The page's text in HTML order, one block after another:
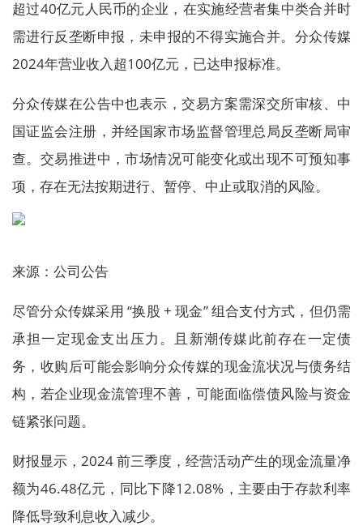
超过40亿元人民币的企业，在实施经营者集中类合并时
需进行反垄断申报，未申报的不得实施合并。分众传媒
2024年营业收入超100亿元，已达申报标准。
分众传媒在公告中也表示，交易方案需深交所审核、中
国证监会注册，并经国家市场监督管理总局反垄断局审
查。交易推进中，市场情况可能变化或出现不可预知事
项，存在无法按期进行、暂停、中止或取消的风险。
来源：公司公告
尽管分众传媒采用 “换股 + 现金” 组合支付方式，但仍需
承担一定现金支出压力。且新潮传媒此前存在一定债
务，收购后可能会影响分众传媒的现金流状况与债务结
构，若企业现金流管理不善，可能面临偿债风险与资金
链紧张问题。
财报显示，2024 前三季度，经营活动产生的现金流量净
额为46.48亿元，同比下降12.08%，主要由于存款利率
降低导致利息收入减少。